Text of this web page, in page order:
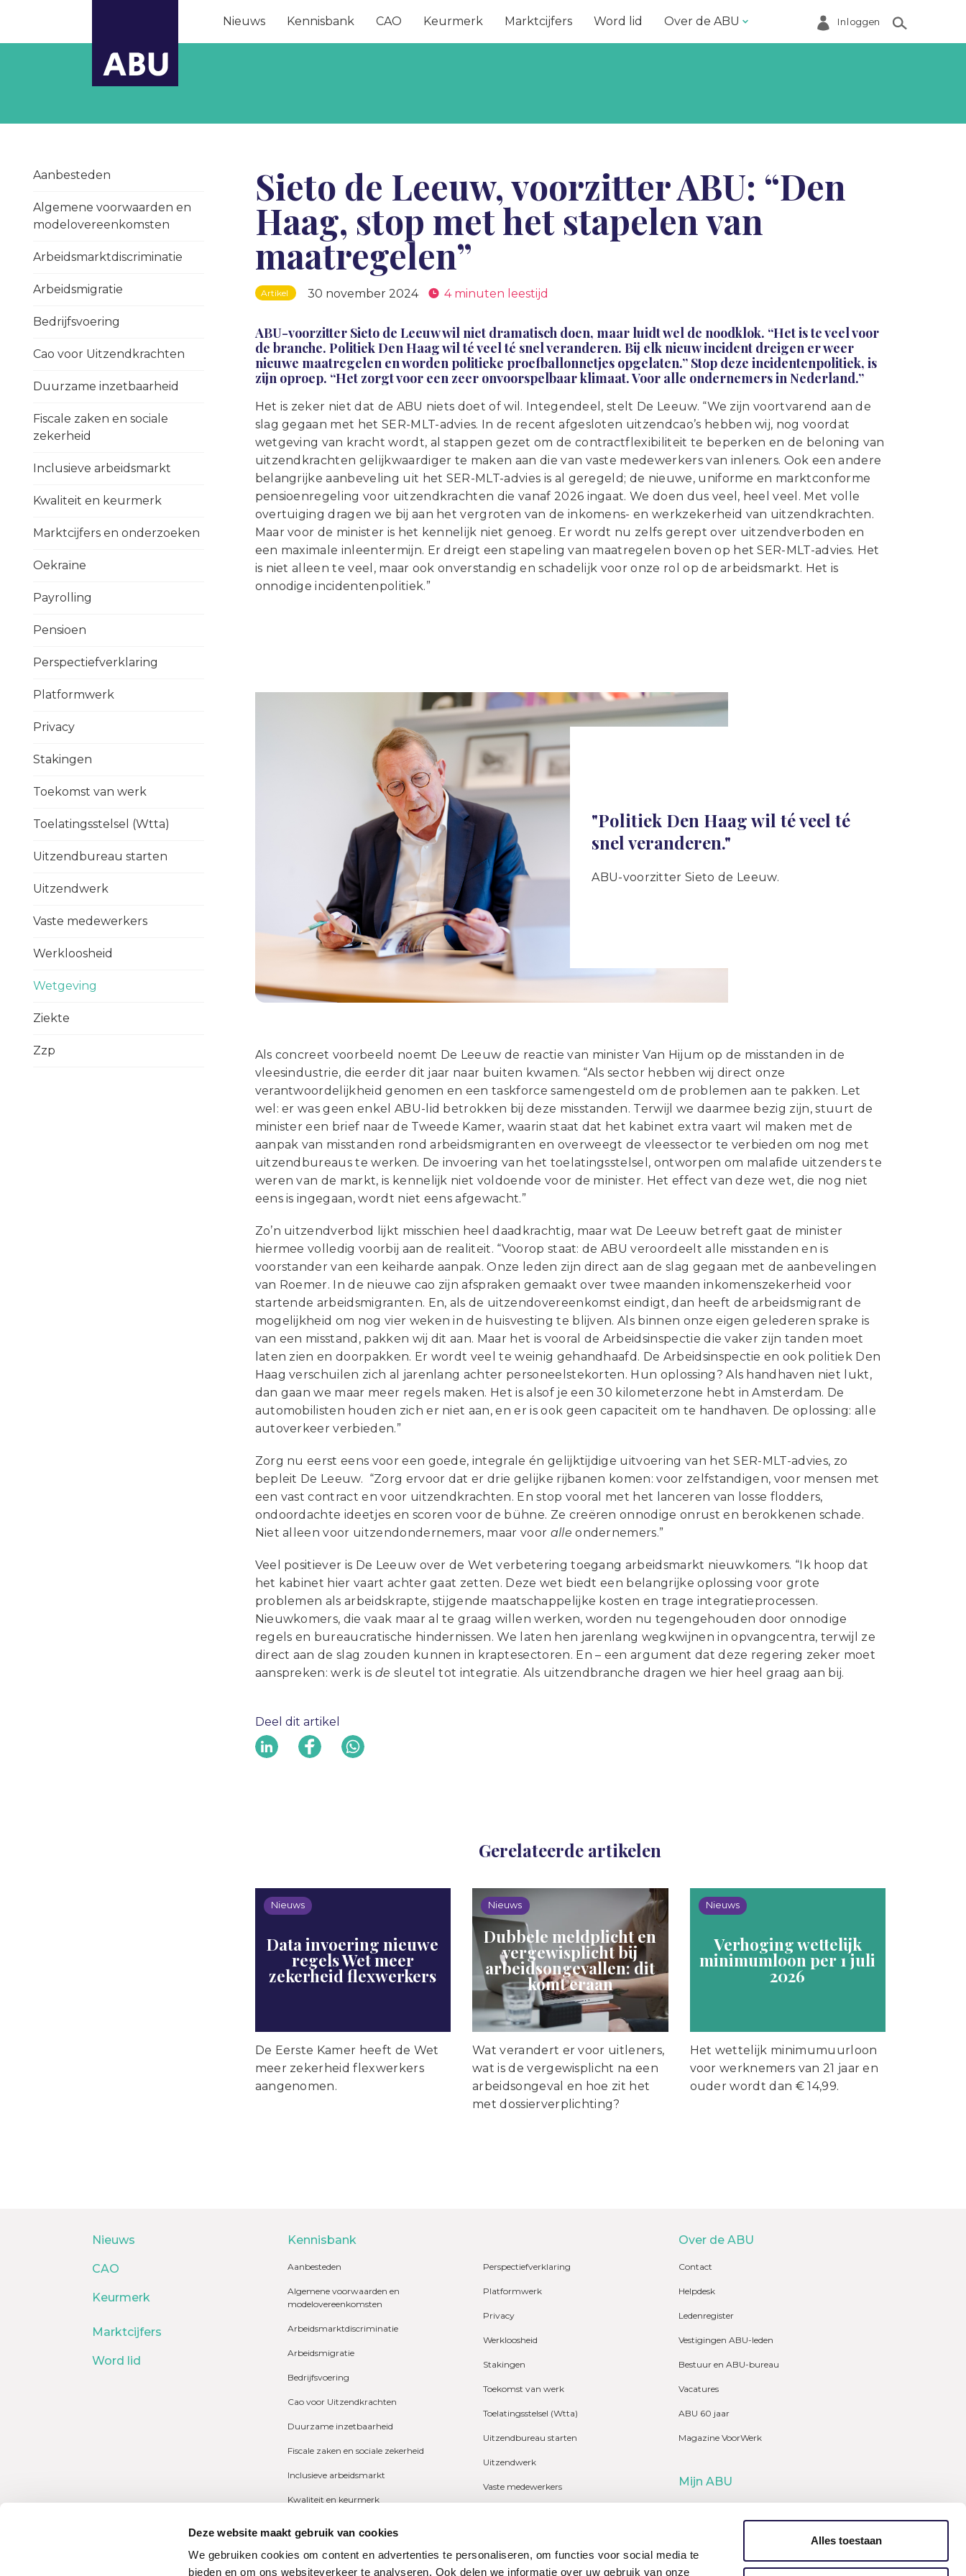
Deze website maakt gebruik van cookies
We gebruiken cookies om content en advertenties te personaliseren, om functies voor social media te
bieden en om ons websiteverkeer te analyseren. Ook delen we informatie over uw gebruik van onze
Alles toestaan
Nieuws Kennisbank CAO Keurmerk Marktcijfers Word lid Over de ABU
Helpdesk
Ledenregister
Magazine VoorWerk
Vacatures
Vestigingen ABU-leden
Webshop
Inloggen
Aanbesteden
Algemene voorwaarden en
modelovereenkomsten
Arbeidsmarktdiscriminatie
Arbeidsmigratie
Bedrijfsvoering
Cao voor Uitzendkrachten
Duurzame inzetbaarheid
Fiscale zaken en sociale
zekerheid
Inclusieve arbeidsmarkt
Kwaliteit en keurmerk
Marktcijfers en onderzoeken
Oekraïne
Payrolling
Pensioen
Perspectiefverklaring
Platformwerk
Privacy
Stakingen
Toekomst van werk
Toelatingsstelsel (Wtta)
Uitzendbureau starten
Uitzendwerk
Vaste medewerkers
Werkloosheid
Wetgeving
Ziekte
Zzp
Sieto de Leeuw, voorzitter ABU: “Den
Haag, stop met het stapelen van
maatregelen”
Artikel 30 november 2024 4 minuten leestijd
ABU-voorzitter Sieto de Leeuw wil niet dramatisch doen, maar luidt wel de noodklok. “Het is te veel voor
de branche. Politiek Den Haag wil té veel té snel veranderen. Bij elk nieuw incident dreigen er weer
nieuwe maatregelen en worden politieke proefballonnetjes opgelaten.” Stop deze incidentenpolitiek, is
zijn oproep. “Het zorgt voor een zeer onvoorspelbaar klimaat. Voor alle ondernemers in Nederland.”
Het is zeker niet dat de ABU niets doet of wil. Integendeel, stelt De Leeuw. “We zijn voortvarend aan de
slag gegaan met het SER-MLT-advies. In de recent afgesloten uitzendcao’s hebben wij, nog voordat
wetgeving van kracht wordt, al stappen gezet om de contractflexibiliteit te beperken en de beloning van
uitzendkrachten gelijkwaardiger te maken aan die van vaste medewerkers van inleners. Ook een andere
belangrijke aanbeveling uit het SER-MLT-advies is al geregeld; de nieuwe, uniforme en marktconforme
pensioenregeling voor uitzendkrachten die vanaf 2026 ingaat. We doen dus veel, heel veel. Met volle
overtuiging dragen we bij aan het vergroten van de inkomens- en werkzekerheid van uitzendkrachten.
Maar voor de minister is het kennelijk niet genoeg. Er wordt nu zelfs gerept over uitzendverboden en
een maximale inleentermijn. Er dreigt een stapeling van maatregelen boven op het SER-MLT-advies. Het
is niet alleen te veel, maar ook onverstandig en schadelijk voor onze rol op de arbeidsmarkt. Het is
onnodige incidentenpolitiek.”
"Politiek Den Haag wil té veel té
snel veranderen."
ABU-voorzitter Sieto de Leeuw.
Als concreet voorbeeld noemt De Leeuw de reactie van minister Van Hijum op de misstanden in de
vleesindustrie, die eerder dit jaar naar buiten kwamen. “Als sector hebben wij direct onze
verantwoordelijkheid genomen en een taskforce samengesteld om de problemen aan te pakken. Let
wel: er was geen enkel ABU-lid betrokken bij deze misstanden. Terwijl we daarmee bezig zijn, stuurt de
minister een brief naar de Tweede Kamer, waarin staat dat het kabinet extra vaart wil maken met de
aanpak van misstanden rond arbeidsmigranten en overweegt de vleessector te verbieden om nog met
uitzendbureaus te werken. De invoering van het toelatingsstelsel, ontworpen om malafide uitzenders te
weren van de markt, is kennelijk niet voldoende voor de minister. Het effect van deze wet, die nog niet
eens is ingegaan, wordt niet eens afgewacht.”
Zo’n uitzendverbod lijkt misschien heel daadkrachtig, maar wat De Leeuw betreft gaat de minister
hiermee volledig voorbij aan de realiteit. “Voorop staat: de ABU veroordeelt alle misstanden en is
voorstander van een keiharde aanpak. Onze leden zijn direct aan de slag gegaan met de aanbevelingen
van Roemer. In de nieuwe cao zijn afspraken gemaakt over twee maanden inkomenszekerheid voor
startende arbeidsmigranten. En, als de uitzendovereenkomst eindigt, dan heeft de arbeidsmigrant de
mogelijkheid om nog vier weken in de huisvesting te blijven. Als binnen onze eigen gelederen sprake is
van een misstand, pakken wij dit aan. Maar het is vooral de Arbeidsinspectie die vaker zijn tanden moet
laten zien en doorpakken. Er wordt veel te weinig gehandhaafd. De Arbeidsinspectie en ook politiek Den
Haag verschuilen zich al jarenlang achter personeelstekorten. Hun oplossing? Als handhaven niet lukt,
dan gaan we maar meer regels maken. Het is alsof je een 30 kilometerzone hebt in Amsterdam. De
automobilisten houden zich er niet aan, en er is ook geen capaciteit om te handhaven. De oplossing: alle
autoverkeer verbieden.”
Zorg nu eerst eens voor een goede, integrale én gelijktijdige uitvoering van het SER-MLT-advies, zo
bepleit De Leeuw. “Zorg ervoor dat er drie gelijke rijbanen komen: voor zelfstandigen, voor mensen met
een vast contract en voor uitzendkrachten. En stop vooral met het lanceren van losse flodders,
ondoordachte ideetjes en scoren voor de bühne. Ze creëren onnodige onrust en berokkenen schade.
Niet alleen voor uitzendondernemers, maar voor alle ondernemers.”
Veel positiever is De Leeuw over de Wet verbetering toegang arbeidsmarkt nieuwkomers. “Ik hoop dat
het kabinet hier vaart achter gaat zetten. Deze wet biedt een belangrijke oplossing voor grote
problemen als arbeidskrapte, stijgende maatschappelijke kosten en trage integratieprocessen.
Nieuwkomers, die vaak maar al te graag willen werken, worden nu tegengehouden door onnodige
regels en bureaucratische hindernissen. We laten hen jarenlang wegkwijnen in opvangcentra, terwijl ze
direct aan de slag zouden kunnen in kraptesectoren. En – een argument dat deze regering zeker moet
aanspreken: werk is de sleutel tot integratie. Als uitzendbranche dragen we hier heel graag aan bij.
Deel dit artikel
Gerelateerde artikelen
Nieuws
Data invoering nieuwe
regels Wet meer
zekerheid flexwerkers
De Eerste Kamer heeft de Wet
meer zekerheid flexwerkers
aangenomen.
Nieuws
Dubbele meldplicht en
vergewisplicht bij
arbeidsongevallen: dit
komt eraan
Wat verandert er voor uitleners,
wat is de vergewisplicht na een
arbeidsongeval en hoe zit het
met dossierverplichting?
Nieuws
Verhoging wettelijk
minimumloon per 1 juli
2026
Het wettelijk minimumuurloon
voor werknemers van 21 jaar en
ouder wordt dan € 14,99.
Nieuws
CAO
Keurmerk
Marktcijfers
Word lid
Kennisbank
Aanbesteden
Algemene voorwaarden en
modelovereenkomsten
Arbeidsmarktdiscriminatie
Arbeidsmigratie
Bedrijfsvoering
Cao voor Uitzendkrachten
Duurzame inzetbaarheid
Fiscale zaken en sociale zekerheid
Inclusieve arbeidsmarkt
Kwaliteit en keurmerk
Pensioen
Perspectiefverklaring
Platformwerk
Privacy
Werkloosheid
Stakingen
Toekomst van werk
Toelatingsstelsel (Wtta)
Uitzendbureau starten
Uitzendwerk
Vaste medewerkers
Zzp
Over de ABU
Contact
Helpdesk
Ledenregister
Vestigingen ABU-leden
Bestuur en ABU-bureau
Vacatures
ABU 60 jaar
Magazine VoorWerk
Mijn ABU